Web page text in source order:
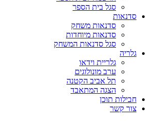
סגל בית הספר
סדנאות
סדנאות משחק
סדנאות מיוחדות
סגל סדנאות המשחק
גלריה
גלריית וידאו
ערב מונולוגים
תל אביב הקטנה
הצגה המתאבד
חבילות תוכן
צור קשר